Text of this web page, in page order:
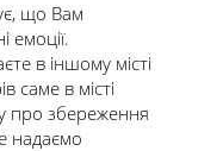
що Вам
емоції.
в іншому місті
саме в місті
про збереження
надаємо